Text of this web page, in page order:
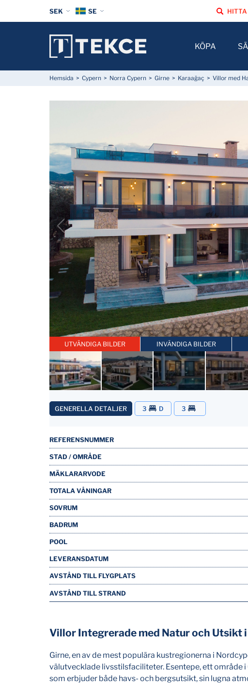
Hemsida Cypern Norra Cypern Girne Karaağaç Villor med
UTVÄNDIGA BILDER INVÄNDIGA BILDER
GENERELLA DETALJER 3 D 3
REFERENSNUMMER
STAD / OMRÅDE
MÄKLARARVODE
TOTALA VÅNINGAR
SOVRUM
BADRUM
POOL
LEVERANSDATUM
AVSTÅND TILL FLYGPLATS
AVSTÅND TILL STRAND
Villor Integrerade med Natur och Utsikt
Girne, en av de mest populära kustregionerna i
välutvecklade livsstilsfaciliteter. Esentepe, ett område
som erbjuder både havs- och bergsutsikt, sin lugna
SEK SE
KÖPA
HITTA